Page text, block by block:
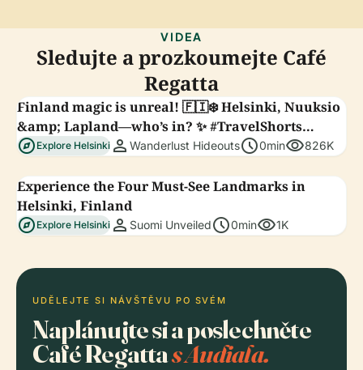
VIDEA
Sledujte a prozkoumejte Café
Regatta
Finland magic is unreal! 🇫🇮❄️ Helsinki, Nuuksio
&amp; Lapland—who’s in? ✨ #TravelShorts
#VisitFinland
explore Explore Helsinki person Wanderlust Hideoutsschedule0minvisibility826K
Experience the Four Must-See Landmarks in
Helsinki, Finland
explore Explore Helsinki person Suomi Unveiledschedule0minvisibility1K
UDĚLEJTE SI NÁVŠTĚVU PO SVÉM
Naplánujte si a poslechněte
Café Regattas Audiala.